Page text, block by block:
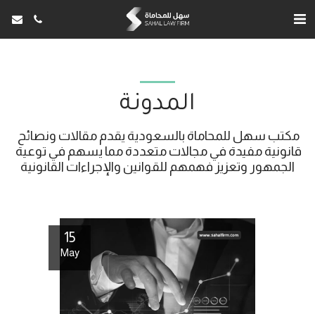
المدونة
الجمهور وتعزيز فهمهم للقوانين والإجراءات القانونية
15
May